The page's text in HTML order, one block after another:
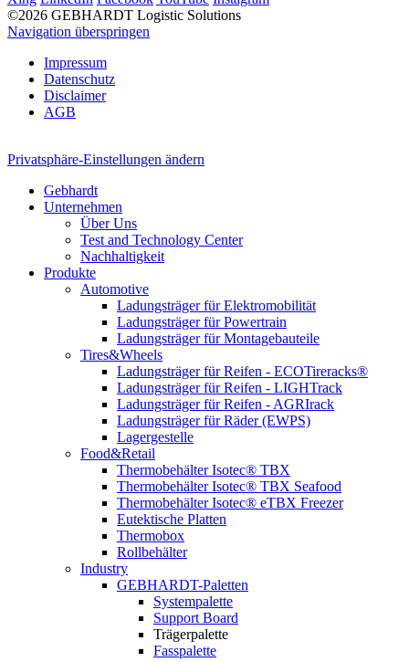
©2026 GEBHARDT Logistic Solutions
Navigation überspringen
Impressum
Datenschutz
Disclaimer
AGB
Privatsphäre-Einstellungen ändern
Gebhardt
Unternehmen
Über Uns
Test and Technology Center
Nachhaltigkeit
Produkte
Automotive
Ladungsträger für Elektromobilität
Ladungsträger für Powertrain
Ladungsträger für Montagebauteile
Tires&Wheels
Ladungsträger für Reifen - ECOTireracks®
Ladungsträger für Reifen - LIGHTrack
Ladungsträger für Reifen - AGRIrack
Ladungsträger für Räder (EWPS)
Lagergestelle
Food&Retail
Thermobehälter Isotec® TBX
Thermobehälter Isotec® TBX Seafood
Thermobehälter Isotec® eTBX Freezer
Eutektische Platten
Thermobox
Rollbehälter
Industry
GEBHARDT-Paletten
Systempalette
Support Board
Trägerpalette
Fasspalette